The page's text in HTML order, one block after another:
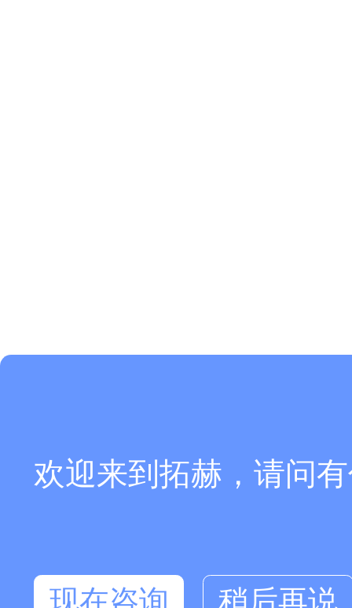
欢迎来到拓赫，请问
现在咨询 稍后再说